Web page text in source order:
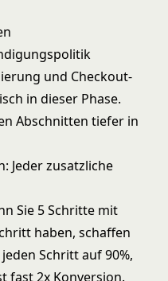
und Checkout-
in dieser Phase.
Abschnitten tiefer in
Jeder zusatzliche
Sie 5 Schritte mit
haben, schaffen
Schritt auf 90%,
fast 2x Konversion.